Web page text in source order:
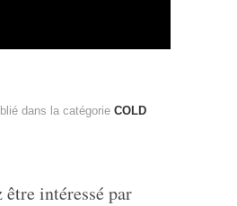
dans la catégorie COLD
intéressé par